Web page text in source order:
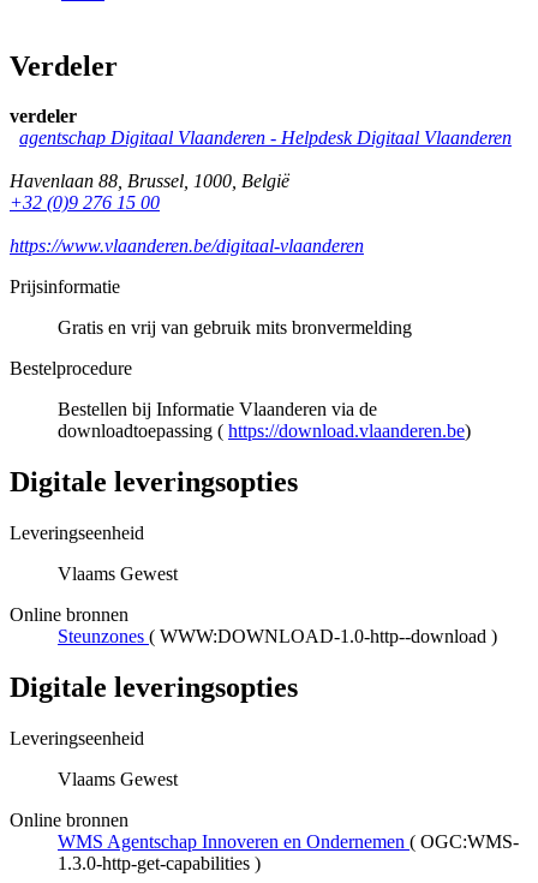
Verdeler
verdeler
agentschap Digitaal Vlaanderen - Helpdesk Digitaal Vlaanderen
Havenlaan 88, Brussel, 1000, België
+32 (0)9 276 15 00
https://www.vlaanderen.be/digitaal-vlaanderen
Prijsinformatie
Gratis en vrij van gebruik mits bronvermelding
Bestelprocedure
Bestellen bij Informatie Vlaanderen via de
downloadtoepassing ( https://download.vlaanderen.be)
Digitale leveringsopties
Leveringseenheid
Vlaams Gewest
Online bronnen
Steunzones ( WWW:DOWNLOAD-1.0-http--download )
Digitale leveringsopties
Leveringseenheid
Vlaams Gewest
Online bronnen
WMS Agentschap Innoveren en Ondernemen ( OGC:WMS-
1.3.0-http-get-capabilities )